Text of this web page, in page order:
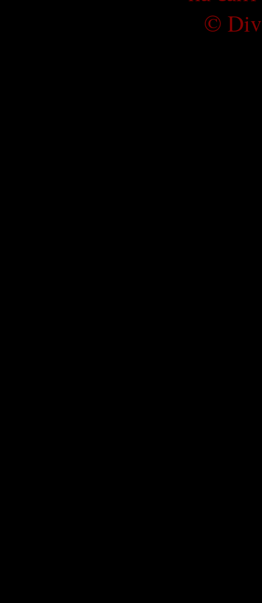
© Div